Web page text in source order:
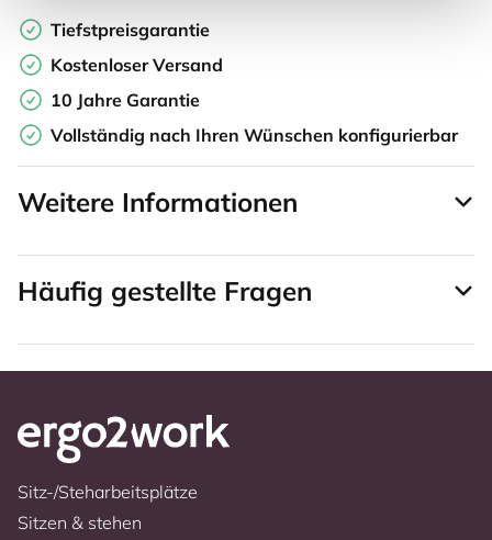
Tiefstpreisgarantie
Kostenloser Versand
10 Jahre Garantie
Vollständig nach Ihren Wünschen konfigurierbar
Weitere Informationen
Häufig gestellte Fragen
Sitz-/Steharbeitsplätze
Sitzen & stehen